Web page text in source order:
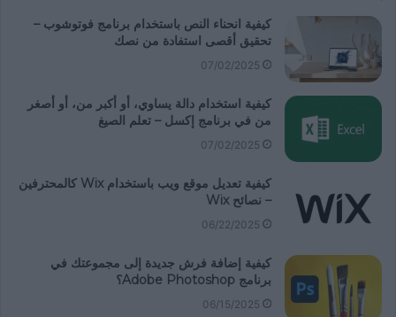
كيفية انحناء النص باستخدام برنامج فوتوشوب –
تحقيق أقصى استفادة من نصك
07/02/2025
كيفية استخدام دالة يساوي، أو أكبر من، أو أصغر
من في برنامج إكسل – تعلم الصيغ
07/02/2025
كيفية تعديل موقع ويب باستخدام Wix كالمحترفين
– نصائح Wix
06/22/2025
كيفية إضافة فرش جديدة إلى مجموعتك في
برنامج Adobe Photoshop؟
06/15/2025